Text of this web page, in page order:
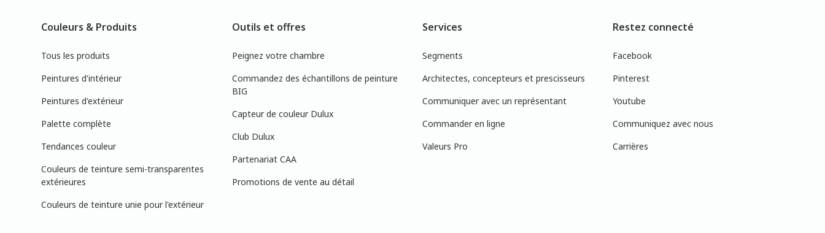
Couleurs & Produits
Tous les produits
Peintures d'intérieur
Peintures d'extérieur
Palette complète
Tendances couleur
Couleurs de teinture semi-transparentes
extérieures
Couleurs de teinture unie pour l'extérieur
Outils et offres
Peignez votre chambre
Commandez des échantillons de peinture
BIG
Capteur de couleur Dulux
Club Dulux
Partenariat CAA
Promotions de vente au détail
Services
Segments
Architectes, concepteurs et prescisseurs
Communiquer avec un représentant
Commander en ligne
Valeurs Pro
Restez connecté
Facebook
Pinterest
Youtube
Communiquez avec nous
Carrières